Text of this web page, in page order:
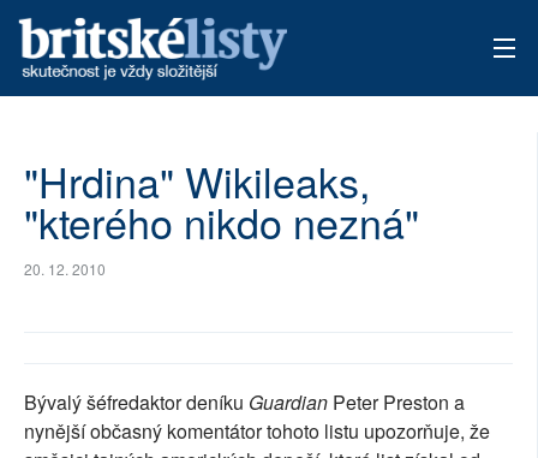
ARCHIV
TÉMATA
"Hrdina" Wikileaks,
"kterého nikdo nezná"
20. 12. 2010
Bývalý šéfredaktor deníku Guardian Peter Preston a
nynější občasný komentátor tohoto listu upozorňuje, že